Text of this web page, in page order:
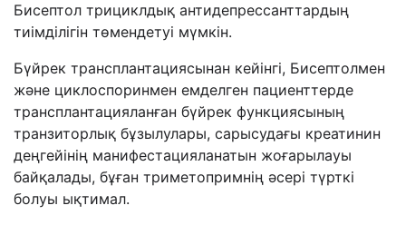
Бисептол трициклдық антидепрессанттардың
тиімділігін төмендетуі мүмкін.
Бүйрек трансплантациясынан кейінгі, Бисептолмен
және циклоспоринмен емделген пациенттерде
трансплантацияланған бүйрек функциясының
транзиторлық бұзылулары, сарысудағы креатинин
деңгейінің манифестацияланатын жоғарылауы
байқалады, бұған триметопримнің әсері түрткі
болуы ықтимал.